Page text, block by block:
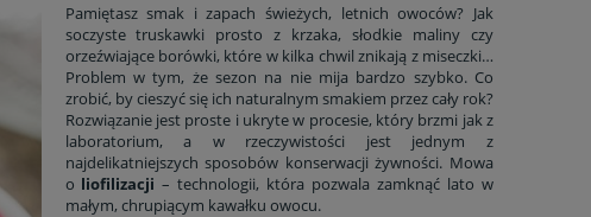
Pamiętasz smak i zapach świeżych, letnich owoców? Jak
soczyste truskawki prosto z krzaka, słodkie maliny czy
orzeźwiające borówki, które w kilka chwil znikają z miseczki…
Problem w tym, że sezon na nie mija bardzo szybko. Co
zrobić, by cieszyć się ich naturalnym smakiem przez cały rok?
Rozwiązanie jest proste i ukryte w procesie, który brzmi jak z
laboratorium, a w rzeczywistości jest jednym z
najdelikatniejszych sposobów konserwacji żywności. Mowa
o liofilizacji– technologii, która pozwala zamknąć lato w
małym, chrupiącym kawałku owocu.